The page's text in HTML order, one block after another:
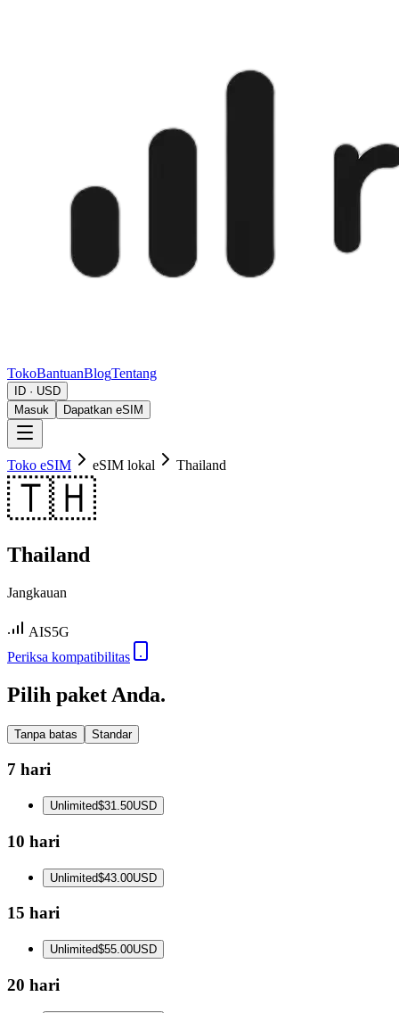
TokoBantuanBlogTentang
ID · USD
Masuk
Dapatkan eSIM
Toko eSIM eSIM lokal Thailand
🇹🇭
Thailand
Jangkauan
AIS5G
Periksa kompatibilitas
Pilih paket Anda.
Tanpa batas Standar
7 hari
Unlimited$31.50USD
10 hari
Unlimited$43.00USD
15 hari
Unlimited$55.00USD
20 hari